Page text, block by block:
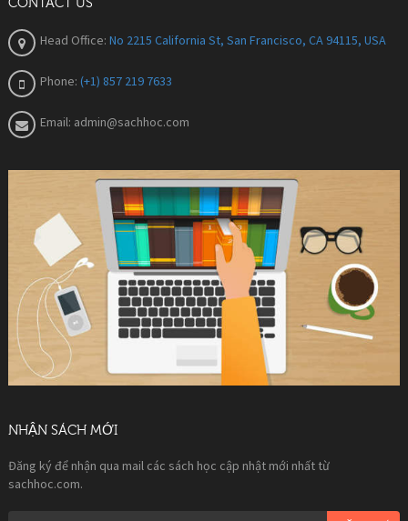
CONTACT US
Head Office: No 2215 California St, San Francisco, CA 94115, USA
Phone: (+1) 857 219 7633
Email: admin@sachhoc.com
NHẬN SÁCH MỚI
Đăng ký để nhận qua mail các sách học cập nhật mới nhất từ
sachhoc.com.